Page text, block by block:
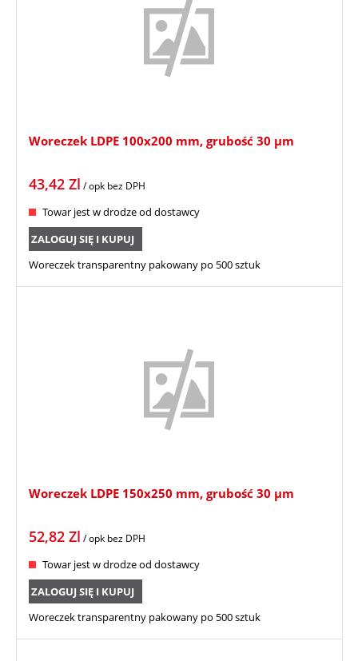
Woreczek LDPE 100x200 mm, grubość 30 µm
43,42 Zl / opk bez DPH
Towar jest w drodze od dostawcy
ZALOGUJ SIĘ I KUPUJ
Woreczek transparentny pakowany po 500 sztuk
Woreczek LDPE 150x250 mm, grubość 30 µm
52,82 Zl / opk bez DPH
Towar jest w drodze od dostawcy
ZALOGUJ SIĘ I KUPUJ
Woreczek transparentny pakowany po 500 sztuk